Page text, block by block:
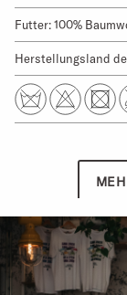
Futter: 100%
Herstellungsland